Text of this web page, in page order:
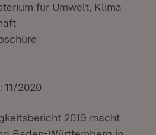
für Umwelt, Klima
11/2020
2019 macht